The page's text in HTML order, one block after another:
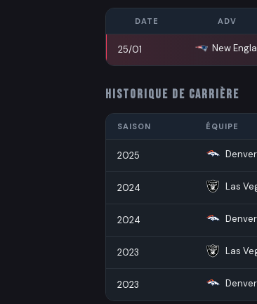
DATE ADV
25/01 New
HISTORIQUE DE CARRIÈRE
SAISON ÉQUIPE
2025
2024 Las
2024
2023 Las
2023